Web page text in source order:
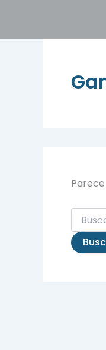
contenido